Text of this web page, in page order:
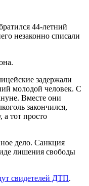
44-летний
незаконно списали
задержали
молодой человек. С
Вместе они
закончился,
а тот просто
дело. Санкция
лишения свободы
свидетелей ДТП.